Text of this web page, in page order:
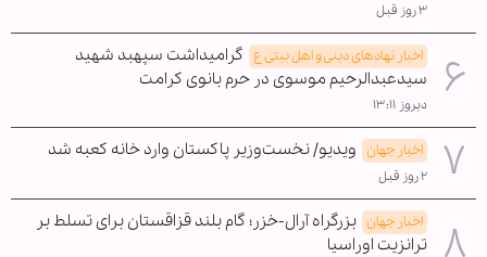
۳ روز قبل
اخبار نهادهای دینی و اهل بیتی ع گرامیداشت سپهبد شهید
سیدعبدالرحیم موسوی در حرم بانوی کرامت
دیروز ۱۳:۱۱
اخبار جهان ویدیو/ نخست‌وزیر پاکستان وارد خانه کعبه شد
۲ روز قبل
اخبار جهان بزرگراه آرال-خزر؛ گام بلند قزاقستان برای تسلط بر
ترانزیت اوراسیا